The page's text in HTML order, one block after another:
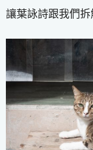
讓葉詠詩跟我們拆